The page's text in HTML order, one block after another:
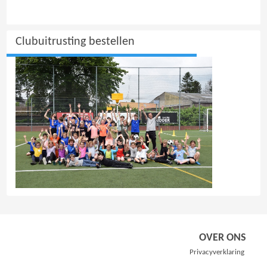
Clubuitrusting bestellen
OVER ONS
Privacyverklaring